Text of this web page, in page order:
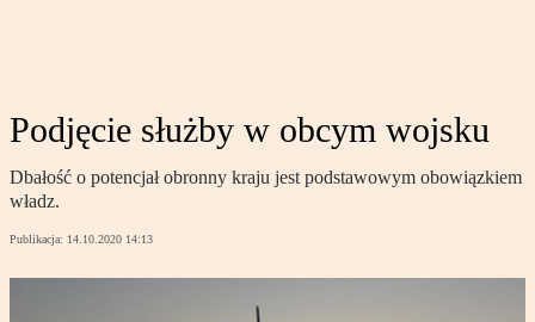
Podjęcie służby w obcym wojsku
Dbałość o potencjał obronny kraju jest podstawowym obowiązkiem
władz.
Publikacja: 14.10.2020 14:13